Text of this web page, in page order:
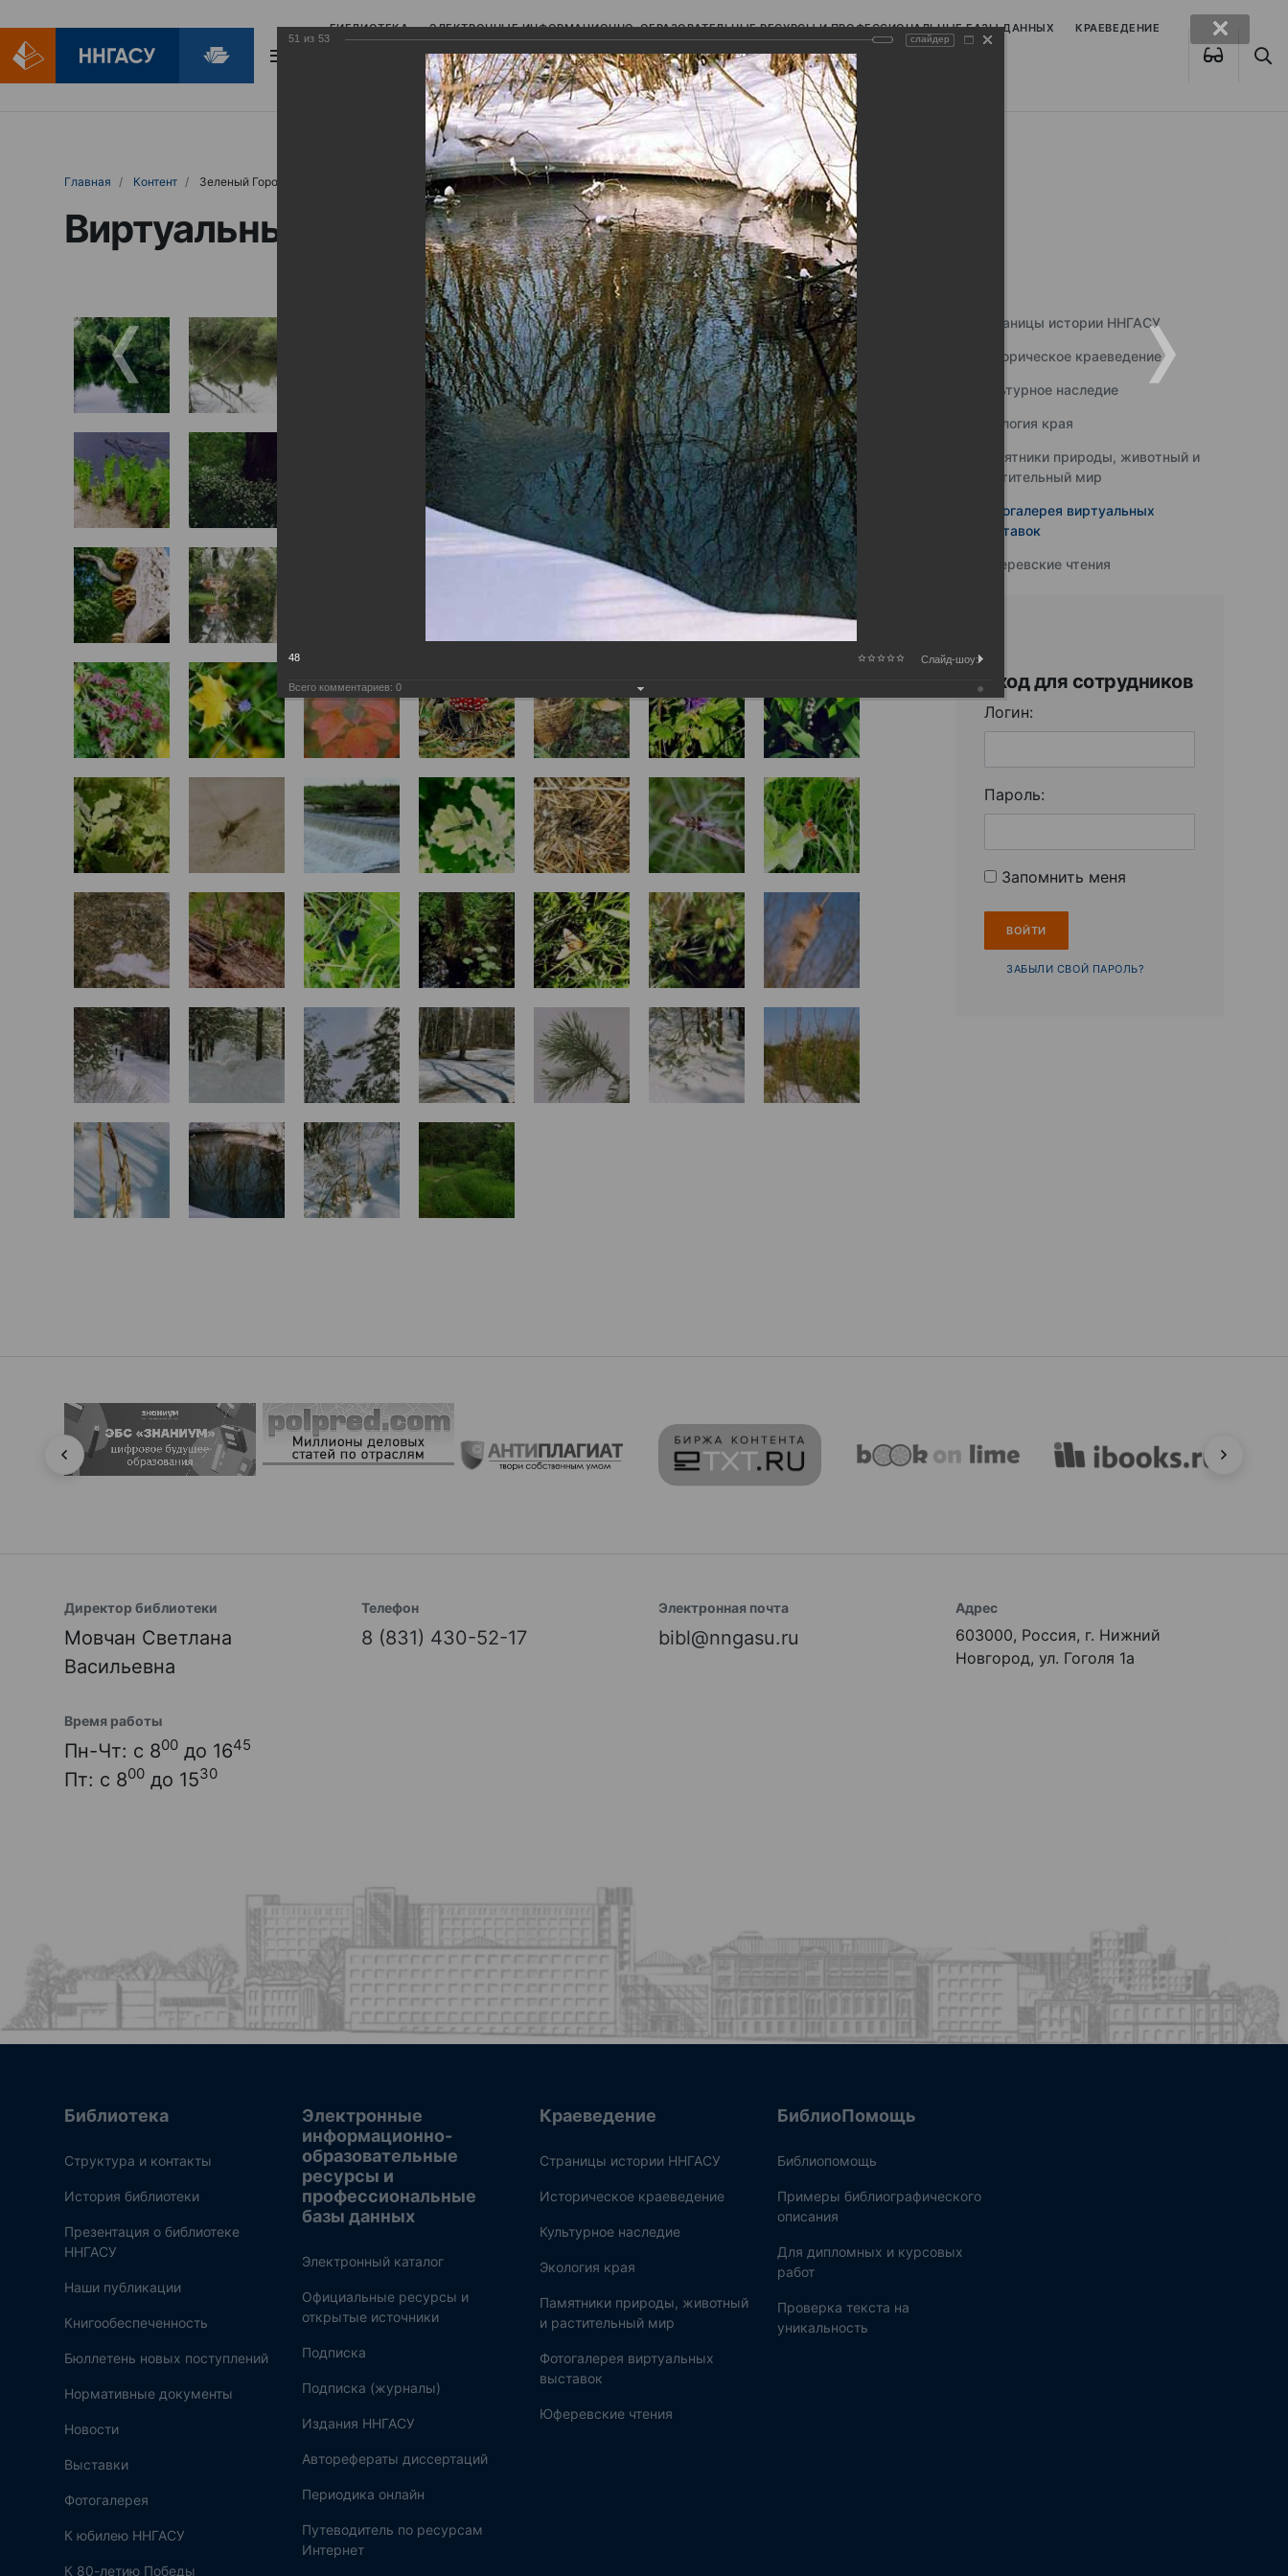
БИБЛИОТЕКА ЭЛЕКТРОННЫЕ ИНФОРМАЦИОННО-ОБРАЗОВАТЕЛЬНЫЕ РЕСУРСЫ И ПРОФЕССИОНАЛЬНЫЕ БАЗЫ ДАННЫХ КРАЕВЕДЕНИЕ
БИБЛИОПОМОЩЬ
Главная Контент Зеленый Город
Виртуальные выставки (фотоальбомы)
Страницы истории ННГАСУ
Историческое краеведение
Культурное наследие
Экология края
Памятники природы, животный и
растительный мир
Фотогалерея виртуальных
выставок
Юферевские чтения
Вход для сотрудников
Логин:
Пароль:
Запомнить меня
ЗАБЫЛИ СВОЙ ПАРОЛЬ?
Директор библиотеки
Мовчан Светлана
Васильевна
Телефон
8 (831) 430-52-17
Электронная почта
bibl@nngasu.ru
Адрес
603000, Россия, г. Нижний
Новгород, ул. Гоголя 1а
Время работы
Пн-Чт: с 800 до 1645
Пт: с 800 до 1530
Библиотека
Структура и контакты
История библиотеки
Презентация о библиотеке
ННГАСУ
Наши публикации
Книгообеспеченность
Бюллетень новых поступлений
Нормативные документы
Новости
Выставки
Фотогалерея
К юбилею ННГАСУ
К 80-летию Победы
Электронные
информационно-
образовательные
ресурсы и
профессиональные
базы данных
Электронный каталог
Официальные ресурсы и
открытые источники
Подписка
Подписка (журналы)
Издания ННГАСУ
Авторефераты диссертаций
Периодика онлайн
Путеводитель по ресурсам
Интернет
Краеведение
Страницы истории ННГАСУ
Историческое краеведение
Культурное наследие
Экология края
Памятники природы, животный
и растительный мир
Фотогалерея виртуальных
выставок
Юферевские чтения
БиблиоПомощь
Библиопомощь
Примеры библиографического
описания
Для дипломных и курсовых
работ
Проверка текста на
уникальность
51 из 53 слайдер
48 Слайд-шоу:
Всего комментариев: 0